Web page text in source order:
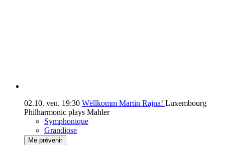
02.10. ven. 19:30 Wëllkomm Martin Rajna! Luxembourg
Philharmonic plays Mahler
Symphonique
Grandiose
Me prévenir